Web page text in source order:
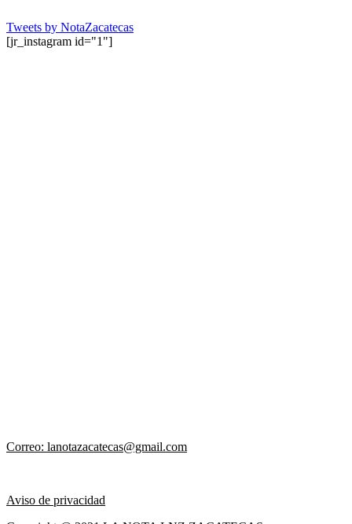
Tweets by NotaZacatecas
[jr_instagram id="1"]
Correo: lanotazacatecas@gmail.com
Aviso de privacidad